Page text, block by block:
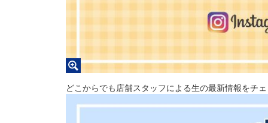
どこからでも店舗スタッフによる生の最新情報をチ